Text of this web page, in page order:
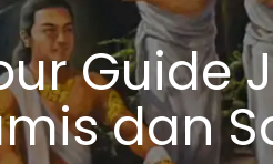
Guide
dan